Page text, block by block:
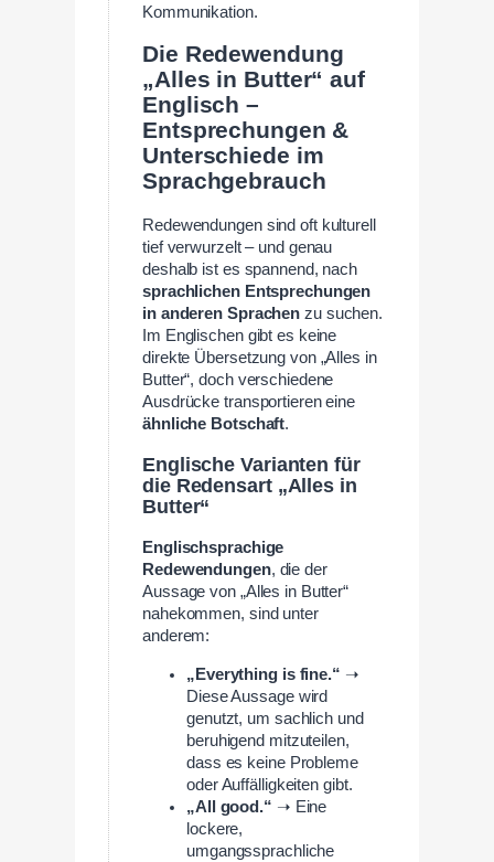
Kommunikation.
Die Redewendung
„Alles in Butter“ auf
Englisch –
Entsprechungen &
Unterschiede im
Sprachgebrauch
Redewendungen sind oft kulturell
tief verwurzelt – und genau
deshalb ist es spannend, nach
sprachlichen Entsprechungen
in anderen Sprachen zu suchen.
Im Englischen gibt es keine
direkte Übersetzung von „Alles in
Butter“, doch verschiedene
Ausdrücke transportieren eine
ähnliche Botschaft.
Englische Varianten für
die Redensart „Alles in
Butter“
Englischsprachige
Redewendungen, die der
Aussage von „Alles in Butter“
nahekommen, sind unter
anderem:
„Everything is fine.“ ➝
Diese Aussage wird
genutzt, um sachlich und
beruhigend mitzuteilen,
dass es keine Probleme
oder Auffälligkeiten gibt.
„All good.“ ➝ Eine
lockere,
umgangssprachliche